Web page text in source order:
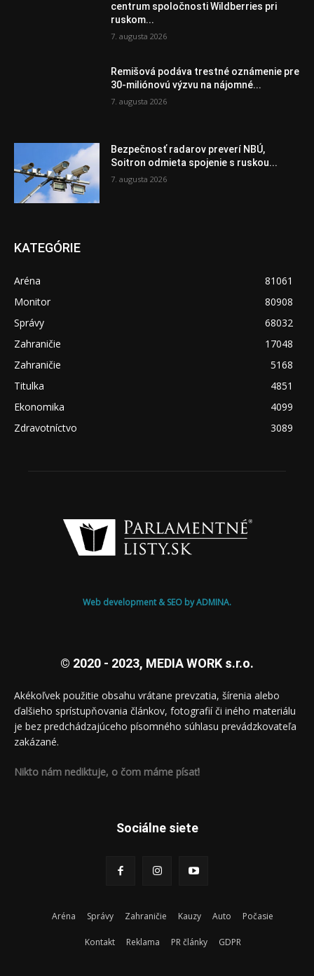
centrum spoločnosti Wildberries pri
ruskom...
7. augusta 2026
Remišová podáva trestné oznámenie pre
30-miliónovú výzvu na nájomné...
7. augusta 2026
Bezpečnosť radarov preverí NBÚ,
Soitron odmieta spojenie s ruskou...
7. augusta 2026
KATEGÓRIE
Aréna
81061
Monitor
80908
Správy
68032
Zahraničie
17048
Zahraničie
5168
Titulka
4851
Ekonomika
4099
Zdravotníctvo
3089
Web development & SEO by ADMINA.
© 2020 - 2023, MEDIA WORK s.r.o.
Akékoľvek použitie obsahu vrátane prevzatia, šírenia alebo
ďalšieho sprístupňovania článkov, fotografií či iného materiálu
je bez predchádzajúceho písomného súhlasu prevádzkovateľa
zakázané.
Nikto nám nediktuje, o čom máme písať!
Sociálne siete
Aréna Správy Zahraničie Kauzy Auto Počasie
Kontakt Reklama PR články GDPR